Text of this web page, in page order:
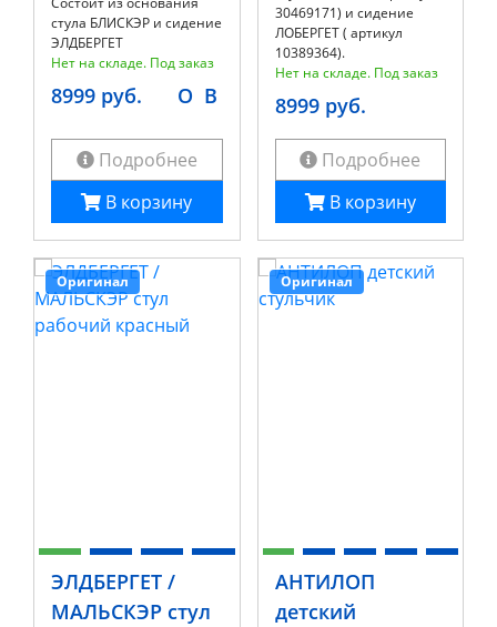
стула БЛИСКЭР и сидение
ЭЛДБЕРГЕТ
Нет на складе. Под заказ
8999 руб. O B
Подробнее
В корзину
30469171) и сидение
ЛОБЕРГЕТ ( артикул
10389364).
Нет на складе. Под заказ
8999 руб.
Подробнее
В корзину
Оригинал
ЭЛДБЕРГЕТ /
МАЛЬСКЭР стул
Оригинал
АНТИЛОП
детский